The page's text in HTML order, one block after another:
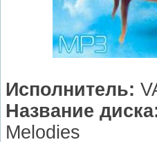
Исполнитель:
Название
Melodies